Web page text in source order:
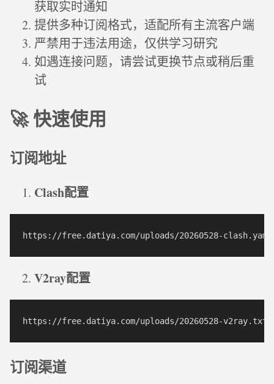
获取实时通知
提供多种订阅格式，适配所有主流客户端
严禁用于违法用途，仅供学习研究
如遇连接问题，请尝试更换节点或稍后重
试
🚀 快速使用
订阅地址
Clash配置
V2ray配置
订阅渠道